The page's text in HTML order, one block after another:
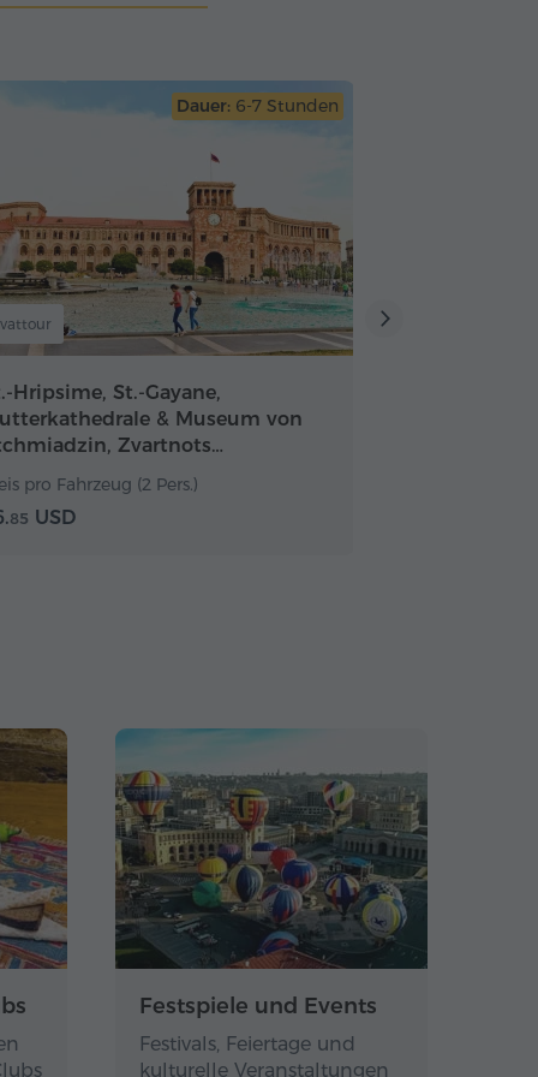
Dauer: 6-7 Stunden
Hripsime, St.-Gayane,
& Museum von
Zvartnots…
pro Fahrzeug (2 Pers.)
85 USD
Festspiele und Events
Festivals, Feiertage und
kulturelle Veranstaltungen